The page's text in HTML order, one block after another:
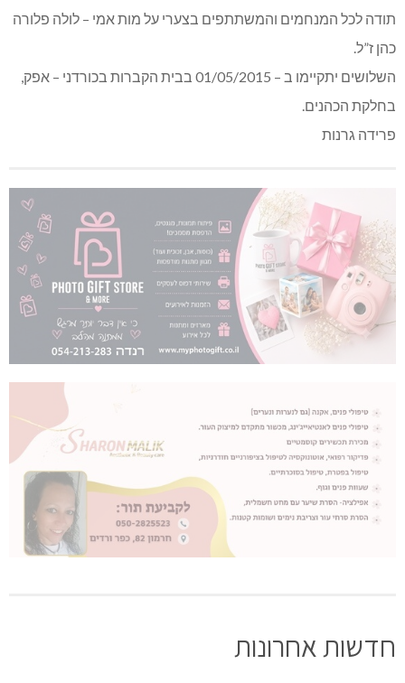
תודה לכל המנחמים והמשתתפים בצערי על מות אמי – לולה פלורה
כהן ז”ל.
השלושים יתקיימו ב – 01/05/2015 בבית הקברות בכורדני – אפק,
בחלקת הכהנים.
פרידה גרנות
חדשות אחרונות